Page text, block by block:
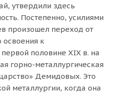
утвердили здесь
Постепенно, усилиями
произошел переход от
освоения к
половине XIX в. на
горно-металлургическая
Демидовых. Это
металлургии, когда она